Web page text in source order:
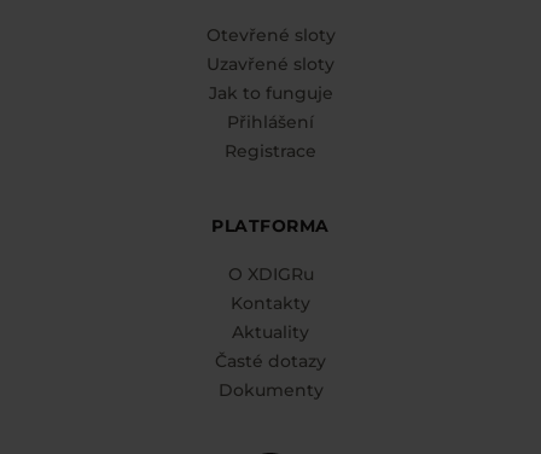
Otevřené sloty
Uzavřené sloty
Jak to funguje
Přihlášení
Registrace
PLATFORMA
O XDIGRu
Kontakty
Aktuality
Časté dotazy
Dokumenty